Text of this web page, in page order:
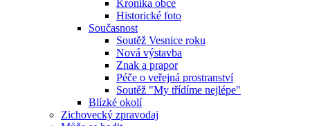
Kronika obce
Historické foto
Současnost
Soutěž Vesnice roku
Nová výstavba
Znak a prapor
Péče o veřejná prostranství
Soutěž "My třídíme nejlépe"
Blízké okolí
Zichovecký zpravodaj